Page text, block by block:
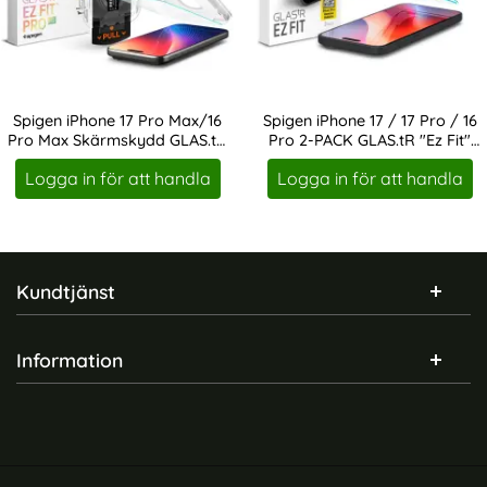
MagSafe MagRing Svart
rea pris
111 krtidigare pris
111 kr
Tillgänglighet:
I lager
Köp
17 Pro Max Mobilskal Med Silikonkänsla Chalk Pink
rea pris
111 kr tidigare pris
111 kr
Tillgänglighet:
I lager
Köp
iPhone 17 Pro Max Skal
Spigen iPhone 17 Pro Max/16
Pro Max Skärmskydd GLAS.tR
"Ez Fit Pro"
Art. nr 242865
Logga in för att handla
Spigen iPhone 17 / 17 Pro / 16
Pro 2-PACK GLAS.tR "Ez Fit"
Skärmskydd
Art. nr 231882
Logga in för att handla
Sidfot Blandad info och länkar
Kundtjänst
Information